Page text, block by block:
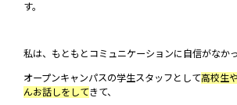
す。
私は、もともとコミュニケーションに自信がなか
オープンキャンパスの学生スタッフとして高校生
んお話しをしてきて、